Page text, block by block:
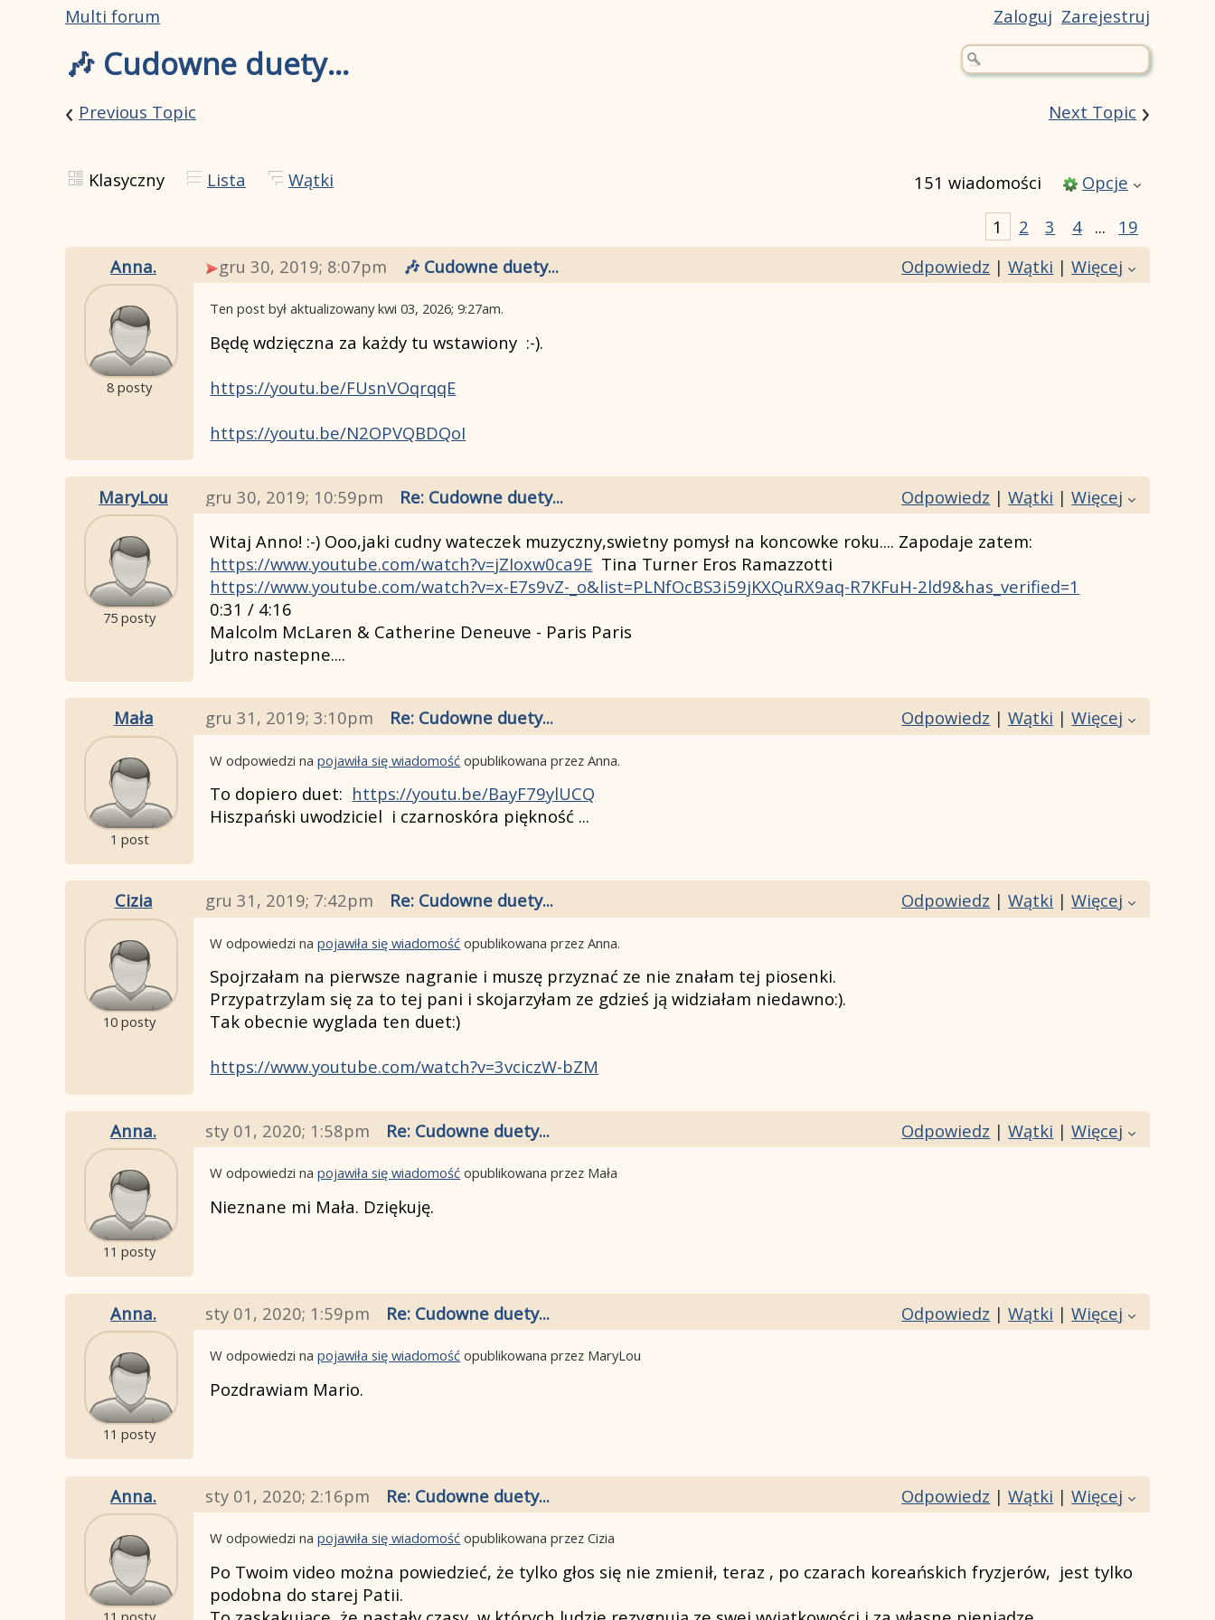
Multi forum Zaloguj Zarejestruj
🎶 Cudowne duety...
‹ Previous Topic Next Topic ›
Klasyczny Lista Wątki 151 wiadomości
Opcje
1
2 3 4 ...
19
Anna.
Odpowiedz |Wątki |Więcej
gru 30, 2019; 8:07pm 🎶 Cudowne duety...
8 posty
Ten post był aktualizowanykwi 03, 2026; 9:27am.
Będę wdzięczna za każdy tu wstawiony :-).
https://youtu.be/FUsnVOqrqqE
https://youtu.be/N2OPVQBDQoI
MaryLou Odpowiedz |Wątki |Więcej
gru 30, 2019; 10:59pm Re: Cudowne duety...
75 posty
Witaj Anno! :-) Ooo,jaki cudny wateczek muzyczny,swietny pomysł na koncowke roku.... Zapodaje zatem:
https://www.youtube.com/watch?v=jZIoxw0ca9E Tina Turner Eros Ramazzotti
https://www.youtube.com/watch?v=x-E7s9vZ-_o&list=PLNfOcBS3i59jKXQuRX9aq-R7KFuH-2ld9&has_verified=1
0:31 / 4:16
Malcolm McLaren & Catherine Deneuve - Paris Paris
Jutro nastepne....
Mała Odpowiedz |Wątki |Więcej
gru 31, 2019; 3:10pm Re: Cudowne duety...
1 post
W odpowiedzi napojawiła się wiadomość opublikowana przez Anna.
To dopiero duet: https://youtu.be/BayF79ylUCQ
Hiszpański uwodziciel i czarnoskóra piękność ...
Cizia Odpowiedz |Wątki |Więcej
gru 31, 2019; 7:42pm Re: Cudowne duety...
10 posty
W odpowiedzi napojawiła się wiadomość opublikowana przez Anna.
Spojrzałam na pierwsze nagranie i muszę przyznać ze nie znałam tej piosenki.
Przypatrzylam się za to tej pani i skojarzyłam ze gdzieś ją widziałam niedawno:).
Tak obecnie wyglada ten duet:)
https://www.youtube.com/watch?v=3vciczW-bZM
Anna. Odpowiedz |Wątki |Więcej
sty 01, 2020; 1:58pm Re: Cudowne duety...
11 posty
W odpowiedzi napojawiła się wiadomość opublikowana przez Mała
Nieznane mi Mała. Dziękuję.
Anna. Odpowiedz |Wątki |Więcej
sty 01, 2020; 1:59pm Re: Cudowne duety...
11 posty
W odpowiedzi napojawiła się wiadomość opublikowana przez MaryLou
Pozdrawiam Mario.
Anna. Odpowiedz |Wątki |Więcej
sty 01, 2020; 2:16pm Re: Cudowne duety...
W odpowiedzi napojawiła się wiadomość opublikowana przez Cizia
Po Twoim video można powiedzieć, że tylko głos się nie zmienił, teraz , po czarach koreańskich fryzjerów, jest tylko
podobna do starej Patii.